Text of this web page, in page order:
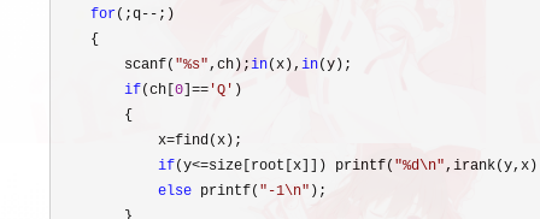
for(;q-- ;)
    {
        scanf(
"%s",ch);in(x), in(y);
if(ch[ 0 ]== 'Q ' )
        {
            x
=find(x);
if(y<=size[root[x]]) printf( "%d\n"
else printf( " -1\n" );